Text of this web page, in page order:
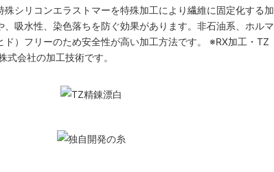
殊シリコンエラストマーを特殊加工により繊維に固定化する加
、吸水性、染色落ちを防ぐ効果があります。非石油系、ホルマ
ド）フリーのため安全性が高い加工方法です。 ※RX加工・TZ
式会社の加工技術です。